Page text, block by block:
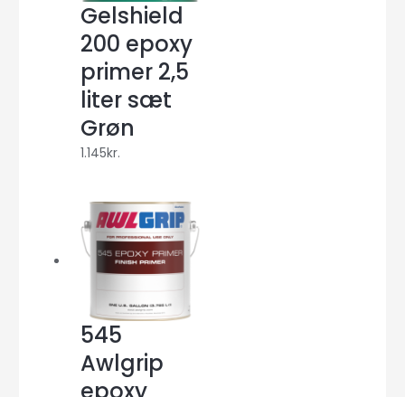
Gelshield
200 epoxy
primer 2,5
liter sæt
Grøn
1.145kr.
545
Awlgrip
epoxy